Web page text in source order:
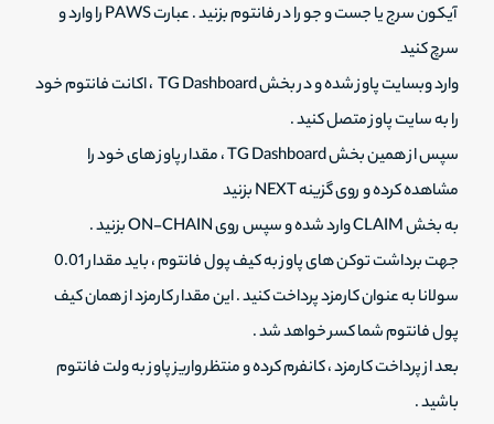
آیکون سرج یا جست و جو را در فانتوم بزنید . عبارت PAWS را وارد و
سرچ کنید
وارد وبسایت پاوز شده و در بخش TG Dashboard ، اکانت فانتوم خود
را به سایت پاوز متصل کنید .
سپس از همین بخش TG Dashboard ، مقدار پاوز های خود را
مشاهده کرده و روی گزینه NEXT بزنید
به بخش CLAIM وارد شده و سپس روی ON-CHAIN بزنید .
جهت برداشت توکن های پاوز به کیف پول فانتوم ، باید مقدار 0.01
سولانا به عنوان کارمزد پرداخت کنید . این مقدار کارمزد از همان کیف
پول فانتوم شما کسر خواهد شد .
بعد از پرداخت کارمزد ، کانفرم کرده و منتظر واریز پاوز به ولت فانتوم
باشید .